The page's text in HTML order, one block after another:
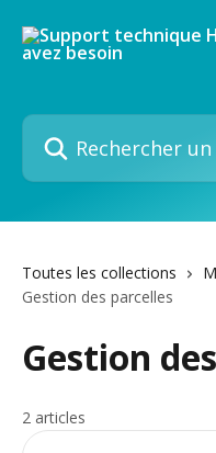
Rechercher un article...
Toutes les collections
Gestion des parcelles
Gestion
2 articles